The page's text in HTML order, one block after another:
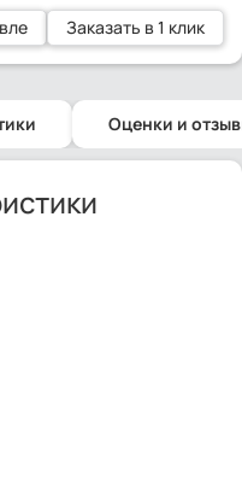
Заказать в 1 клик
Оценки и